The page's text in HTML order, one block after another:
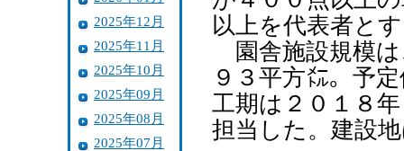
2025年12月
2025年11月
2025年10月
2025年09月
2025年08月
2025年07月
以上を代表者と
園舎施設規模は
９３平方㍍。予
工期は２０１８
担当した。建設